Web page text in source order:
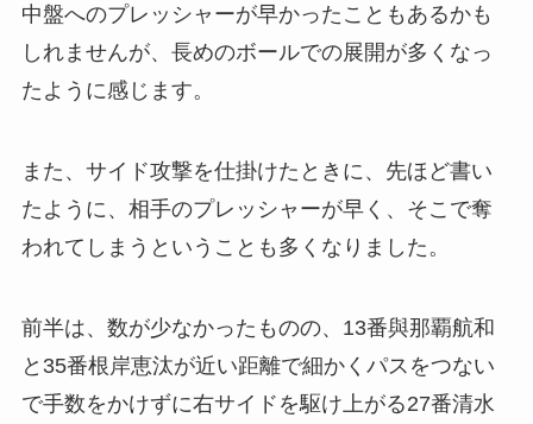
中盤へのプレッシャーが早かったこともあるかも
しれませんが、長めのボールでの展開が多くなっ
たように感じます。
また、サイド攻撃を仕掛けたときに、先ほど書い
たように、相手のプレッシャーが早く、そこで奪
われてしまうということも多くなりました。
前半は、数が少なかったものの、13番與那覇航和
と35番根岸恵汰が近い距離で細かくパスをつない
で手数をかけずに右サイドを駆け上がる27番清水